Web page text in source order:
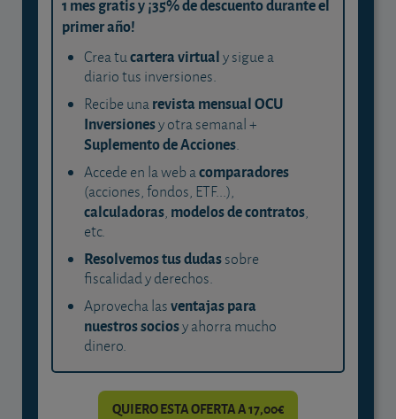
1 mes gratis y ¡35% de descuento durante el
primer año!
Crea tucartera virtualy sigue a
diario tus inversiones.
Recibe unarevista mensual OCU
Inversionesy otra semanal +
Suplemento de Acciones.
Accede en la web acomparadores
(acciones, fondos, ETF...),
calculadoras, modelos de contratos,
etc.
Resolvemos tus dudassobre
fiscalidad y derechos.
Aprovecha lasventajas para
nuestros sociosy ahorra mucho
dinero.
QUIERO ESTA OFERTA A 17,00€